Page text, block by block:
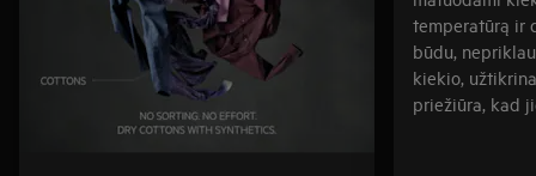
temperatūrą ir
būdu,
kiekio,
priežiūra, kad